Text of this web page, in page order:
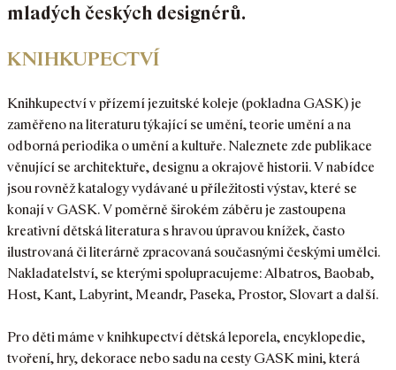
mladých českých designérů.
KNIHKUPECTVÍ
Knihkupectví v přízemí jezuitské koleje (pokladna GASK) je
zaměřeno na literaturu týkající se umění, teorie umění a na
odborná periodika o umění a kultuře. Naleznete zde publikace
věnující se architektuře, designu a okrajově historii. V nabídce
jsou rovněž katalogy vydávané u příležitosti výstav, které se
konají v GASK. V poměrně širokém záběru je zastoupena
kreativní dětská literatura s hravou úpravou knížek, často
ilustrovaná či literárně zpracovaná současnými českými umělci.
Nakladatelství, se kterými spolupracujeme: Albatros, Baobab,
Host, Kant, Labyrint, Meandr, Paseka, Prostor, Slovart a další.
Pro děti máme v knihkupectví dětská leporela, encyklopedie,
tvoření, hry, dekorace nebo sadu na cesty GASK mini, která